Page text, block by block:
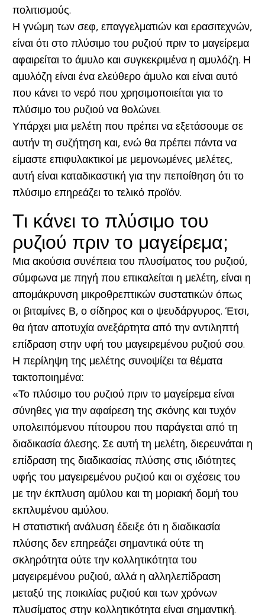
πολιτισμούς.
Η γνώμη των σεφ, επαγγελματιών και ερασιτεχνών,
είναι ότι στο πλύσιμο του ρυζιού πριν το μαγείρεμα
αφαιρείται το άμυλο και συγκεκριμένα η αμυλόζη. Η
αμυλόζη είναι ένα ελεύθερο άμυλο και είναι αυτό
που κάνει το νερό που χρησιμοποιείται για το
πλύσιμο του ρυζιού να θολώνει.
Υπάρχει μια μελέτη που πρέπει να εξετάσουμε σε
αυτήν τη συζήτηση και, ενώ θα πρέπει πάντα να
είμαστε επιφυλακτικοί με μεμονωμένες μελέτες,
αυτή είναι καταδικαστική για την πεποίθηση ότι το
πλύσιμο επηρεάζει το τελικό προϊόν.
Τι κάνει το πλύσιμο του
ρυζιού πριν το μαγείρεμα;
Μια ακούσια συνέπεια του πλυσίματος του ρυζιού,
σύμφωνα με πηγή που επικαλείται η μελέτη, είναι η
απομάκρυνση μικροθρεπτικών συστατικών όπως
οι βιταμίνες Β, ο σίδηρος και ο ψευδάργυρος. Έτσι,
θα ήταν αποτυχία ανεξάρτητα από την αντιληπτή
επίδραση στην υφή του μαγειρεμένου ρυζιού σου.
Η περίληψη της μελέτης συνοψίζει τα θέματα
τακτοποιημένα:
«Το πλύσιμο του ρυζιού πριν το μαγείρεμα είναι
σύνηθες για την αφαίρεση της σκόνης και τυχόν
υπολειπόμενου πίτουρου που παράγεται από τη
διαδικασία άλεσης. Σε αυτή τη μελέτη, διερευνάται η
επίδραση της διαδικασίας πλύσης στις ιδιότητες
υφής του μαγειρεμένου ρυζιού και οι σχέσεις του
με την έκπλυση αμύλου και τη μοριακή δομή του
εκπλυμένου αμύλου.
Η στατιστική ανάλυση έδειξε ότι η διαδικασία
πλύσης δεν επηρεάζει σημαντικά ούτε τη
σκληρότητα ούτε την κολλητικότητα του
μαγειρεμένου ρυζιού, αλλά η αλληλεπίδραση
μεταξύ της ποικιλίας ρυζιού και των χρόνων
πλυσίματος στην κολλητικότητα είναι σημαντική.